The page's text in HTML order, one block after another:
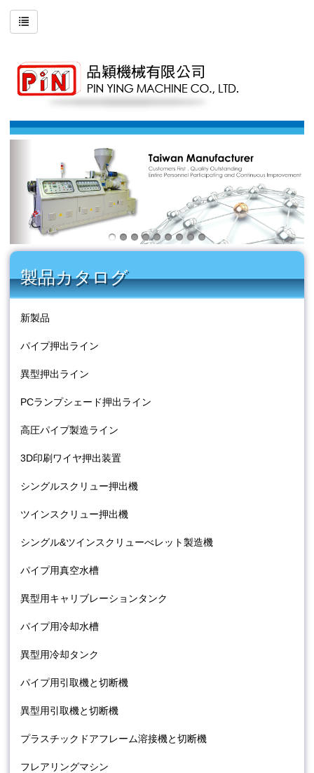
製品カタログ
新製品
パイプ押出ライン
異型押出ライン
PCランプシェード押出ライン
高圧パイプ製造ライン
3D印刷ワイヤ押出装置
シングルスクリュー押出機
ツインスクリュー押出機
シングル&ツインスクリューべレット製造機
パイプ用真空水槽
異型用キャリブレーションタンク
パイプ用冷却水槽
異型用冷却タンク
パイプ用引取機と切断機
異型用引取機と切断機
プラスチックドアフレーム溶接機と切断機
フレアリングマシン